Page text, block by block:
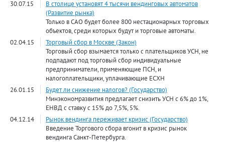
30.07.15
В столице установят 4 тысячи вендинговых автоматов
(Развитие рынка)
Только в САО будет более 800 нестационарных торговых
объектов, среди которых будут и торговые автоматы.
02.04.15
Торговый сбор в Москве (Закон)
Торговый сбор взымается только с плательщиков УСН, не
подпадают под торговый сбор индивидуальные
предприниматели, применяющие ПСН, и
налогоплательщики, уплачивающие ЕСХН
26.01.15
Будет ли снижение налогов? (Государство)
Минэкономразвития предлагает снизить УСН с 6% до 1%,
ЕНВД с ставку с 15% до 7,5%, 5%.
04.12.14
Рынок вендинга переживает кризис (Государство)
Введение Торгового сбора вгонит в кризис рынок
вендинга Санкт-Петербурга.